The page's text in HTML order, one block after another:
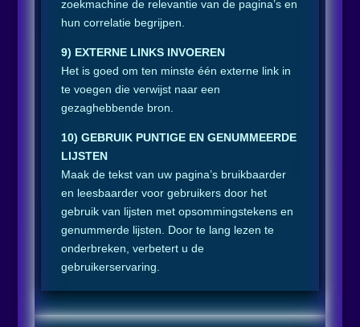
zoekmachine de relevantie van de pagina’s en
hun correlatie begrijpen.
9) EXTERNE LINKS INVOEREN
Het is goed om ten minste één externe link in
te voegen die verwijst naar een
gezaghebbende bron.
10) GEBRUIK PUNTIGE EN GENUMMEERDE
LIJSTEN
Maak de tekst van uw pagina’s bruikbaarder
en leesbaarder voor gebruikers door het
gebruik van lijsten met opsommingstekens en
genummerde lijsten. Door te lang lezen te
onderbreken, verbetert u de
gebruikerservaring.